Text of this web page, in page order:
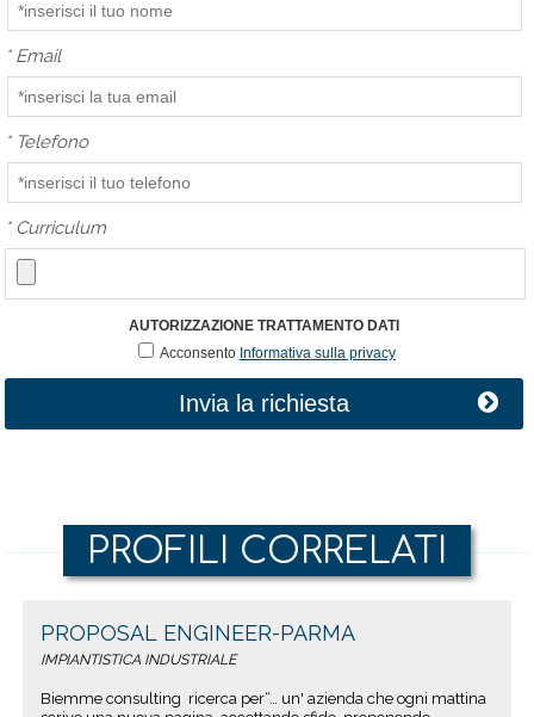
*Email
*Telefono
*Curriculum
AUTORIZZAZIONE TRATTAMENTO DATI
Acconsento Informativa sulla privacy
Invia la richiesta
PROFILI CORRELATI
PROPOSAL ENGINEER-PARMA
IMPIANTISTICA INDUSTRIALE
Biemme consulting ricerca per“… un' azienda che ogni mattina